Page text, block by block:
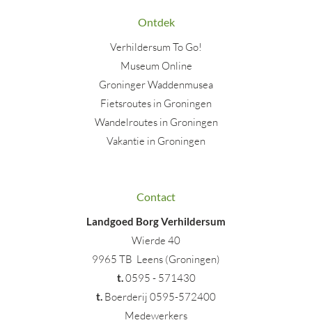
Ontdek
Verhildersum To Go!
Museum Online
Groninger Waddenmusea
Fietsroutes in Groningen
Wandelroutes in Groningen
Vakantie in Groningen
Contact
Landgoed Borg Verhildersum
Wierde 40
9965 TB Leens (Groningen)
t.0595 - 571430
t. Boerderij 0595-572400
Medewerkers